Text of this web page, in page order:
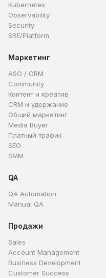
Kubernetes
Observability
Security
SRE/Platform
Маркетинг
ASO / ORM
Community
Контент и креатив
CRM и удержание
Общий маркетинг
Media Buyer
Платный трафик
SEO
SMM
QA
QA Automation
Manual QA
Продажи
Sales
Account Management
Business Development
Customer Success